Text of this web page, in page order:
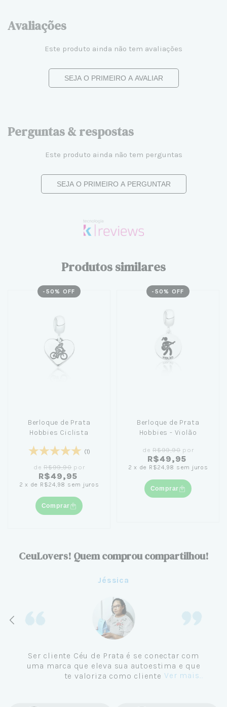
Avaliações
Este produto ainda não tem avaliações
SEJA O PRIMEIRO A AVALIAR
Perguntas & respostas
Este produto ainda não tem perguntas
SEJA O PRIMEIRO A PERGUNTAR
Produtos similares
- 50 % OFF
Berloque de Prata
Hobbies Ciclista
(1)
de R$99,90 por
R$49,95
2 x de R$24,98 sem juros
Comprar
- 50 % OFF
Berloque de Prata
Hobbies - Violão
de R$99,90 por
R$49,95
2 x de R$24,98 sem juros
Comprar
CeuLovers! Quem comprou compartilhou!
Jéssica
Ser cliente Céu de Prata é se conectar com
uma marca que eleva sua autoestima e que
te valoriza como cliente. Ver mais...